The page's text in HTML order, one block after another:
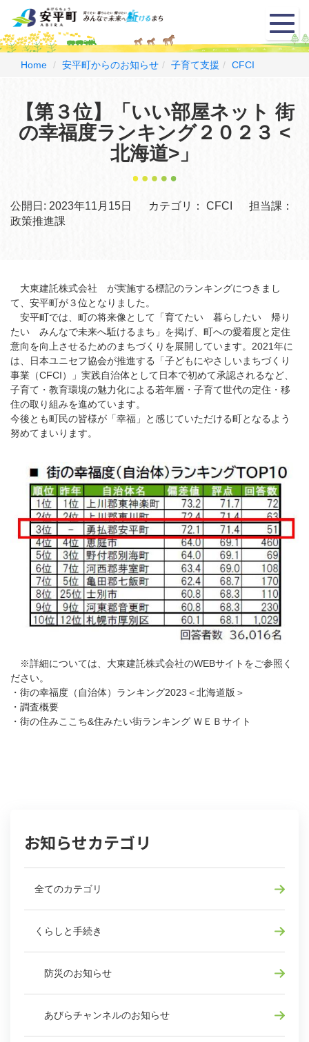
メ
ニ
ュ
Home 安平町からのお知らせ 子育て支援 CFCI
【第３位】「いい部屋ネット 街
の幸福度ランキング２０２３ <
北海道>」
公開日: 2023年11月15日 カテゴリ： CFCI
担当課：
政策推進課
大東建託株式会社 が実施する標記のランキングにつきまし
て、安平町が３位となりました。
安平町では、町の将来像として「育てたい 暮らしたい 帰り
たい みんなで未来へ駈けるまち」を掲げ、町への愛着度と定住
意向を向上させるためのまちづくりを展開しています。2021年に
は、日本ユニセフ協会が推進する「子どもにやさしいまちづくり
事業（CFCI）」実践自治体として日本で初めて承認されるなど、
子育て・教育環境の魅力化による若年層・子育て世代の定住・移
住の取り組みを進めています。
今後とも町民の皆様が「幸福」と感じていただける町となるよう
努めてまいります。
※詳細については、大東建託株式会社のWEBサイトをご参照く
ださい。
・ 街の幸福度（自治体）ランキング2023＜北海道版＞
・ 調査概要
・ 街の住みここち&住みたい街ランキング ＷＥＢサイト
お知らせカテゴリ
全てのカテゴリ
くらしと手続き
防災のお知らせ
あびらチャンネルのお知らせ